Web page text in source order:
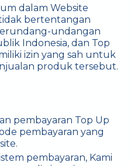
dalam Website
bertentangan
undangan
Indonesia, dan Top
izin yang sah untuk
produk tersebut.
pembayaran Top Up
pembayaran yang
pembayaran, Kami